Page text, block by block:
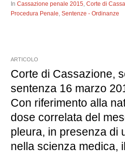
InCassazione penale 2015,Corte di
Procedura Penale,Sentenze - Ordinanze
ARTICOLO
Corte di Cassazione,
sentenza 16 marzo
Con riferimento alla
dose correlata del
pleura, in presenza di
nella scienza medica,